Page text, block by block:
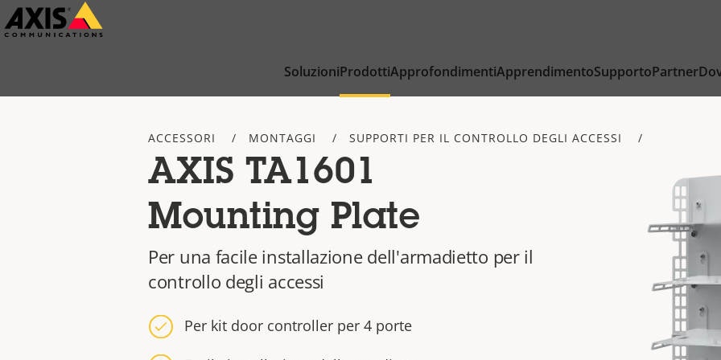
Salta
al
SoluzioniProdottiApprofondimentiApprendimentoSupportoPartner
ACCESSORI MONTAGGI SUPPORTI PER IL CONTROLLO DEGLI ACCESSI
AXIS TA1601
Mounting Plate
Per una facile installazione dell'armadietto per il
controllo degli accessi
Per kit door controller per 4 porte